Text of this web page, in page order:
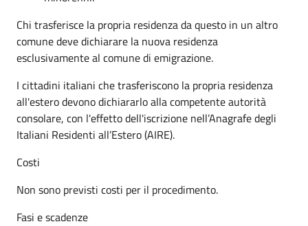
Chi trasferisce la propria residenza da questo in un altro
comune deve dichiarare la nuova residenza
esclusivamente al comune di emigrazione.
I cittadini italiani che trasferiscono la propria residenza
all'estero devono dichiararlo alla competente autorità
consolare, con l'effetto dell'iscrizione nell’Anagrafe degli
Italiani Residenti all’Estero (AIRE).
Costi
Non sono previsti costi per il procedimento.
Fasi e scadenze